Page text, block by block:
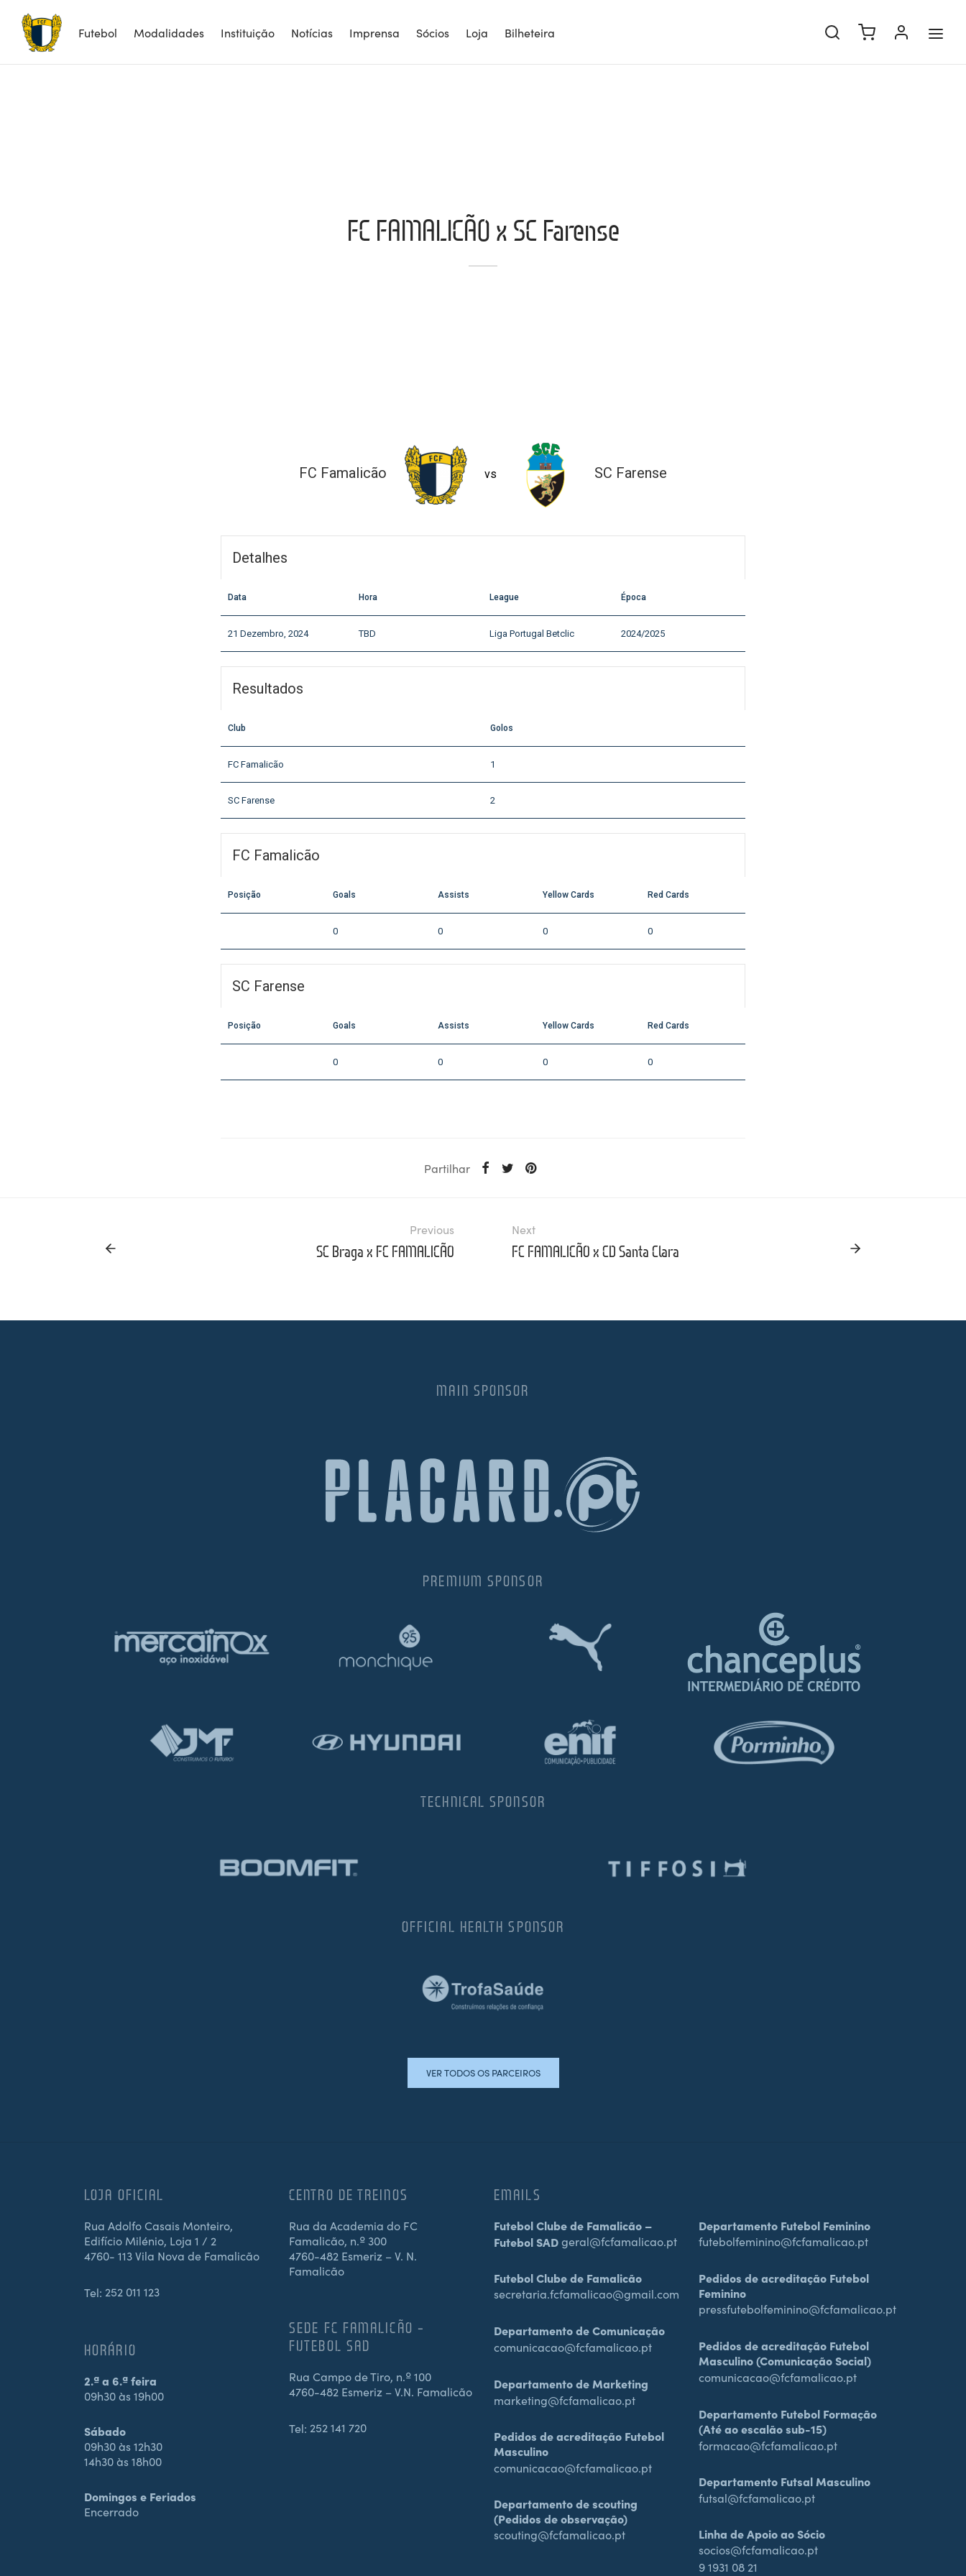
Futebol Modalidades Instituição Notícias Imprensa Sócios Loja Bilheteira
FC FAMALICÃO x SC Farense
FC Famalicão vs SC Farense
Detalhes
Data Hora League Época
21 Dezembro, 2024 TBD Liga Portugal Betclic 2024/2025
Resultados
Club Golos
FC Famalicão 1
SC Farense 2
FC Famalicão
Posição Goals Assists Yellow Cards Red Cards
0 0 0 0
SC Farense
Posição Goals Assists Yellow Cards Red Cards
0 0 0 0
Partilhar
Previous
SC Braga x FC FAMALICÃO
Next
FC FAMALICÃO x CD Santa Clara
MAIN SPONSOR
PREMIUM SPONSOR
TECHNICAL SPONSOR
OFFICIAL HEALTH SPONSOR
VER TODOS OS PARCEIROS
LOJA OFICIAL
Rua Adolfo Casais Monteiro,
Edifício Milénio, Loja 1 / 2
4760- 113 Vila Nova de Famalicão
Tel: 252 011 123
HORÁRIO
2.ª a 6.ª feira
09h30 às 19h00
Sábado
09h30 às 12h30
14h30 às 18h00
Domingos e Feriados
Encerrado
CENTRO DE TREINOS
Rua da Academia do FC
Famalicão, n.º 300
4760-482 Esmeriz – V. N.
Famalicão
SEDE FC FAMALICÃO –
FUTEBOL SAD
Rua Campo de Tiro, n.º 100
4760-482 Esmeriz – V.N. Famalicão
Tel: 252 141 720
EMAILS
Futebol Clube de Famalicão –
Futebol SADgeral@fcfamalicao.pt
Futebol Clube de Famalicão
secretaria.fcfamalicao@gmail.com
Departamento de Comunicação
comunicacao@fcfamalicao.pt
Departamento de Marketing
marketing@fcfamalicao.pt
Pedidos de acreditação Futebol
Masculino
comunicacao@fcfamalicao.pt
Departamento de scouting
(Pedidos de observação)
scouting@fcfamalicao.pt
Departamento Futebol Feminino
futebolfeminino@fcfamalicao.pt
Pedidos de acreditação Futebol
Feminino
pressfutebolfeminino@fcfamalicao.pt
Pedidos de acreditação Futebol
Masculino (Comunicação Social)
comunicacao@fcfamalicao.pt
Departamento Futebol Formação
(Até ao escalão sub-15)
formacao@fcfamalicao.pt
Departamento Futsal Masculino
futsal@fcfamalicao.pt
Linha de Apoio ao Sócio
socios@fcfamalicao.pt
9 1931 08 21